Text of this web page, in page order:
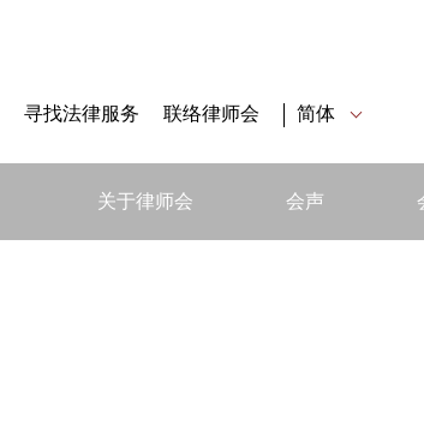
寻找法律服务 联络律师会 简体
关于律师会 会声